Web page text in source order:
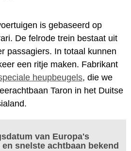
is gebaseerd op
De felrode trein bestaat uit
passagiers. In totaal kunnen
een ritje maken. Fabrikant
heupbeugels, die we
Taron in het Duitse
van Europa's
snelste achtbaan bekend